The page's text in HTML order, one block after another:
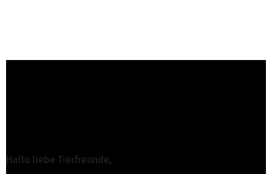
Hallo liebe Tierfreunde,